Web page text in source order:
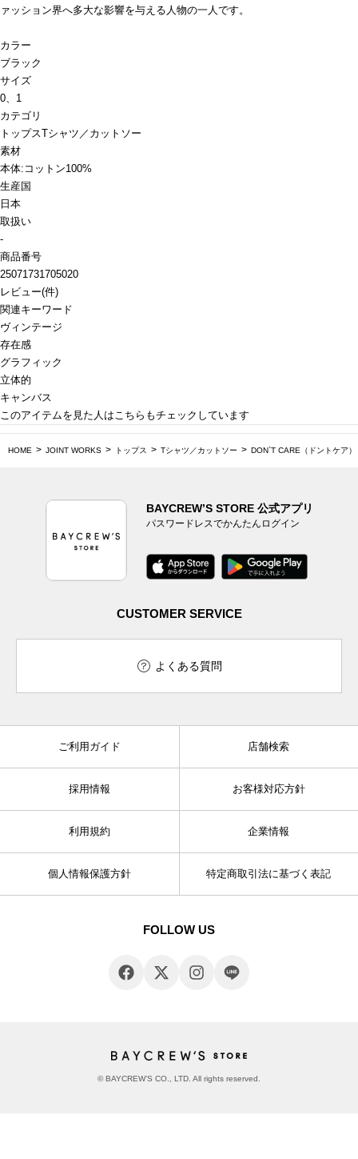
ァッション界へ多大な影響を与える人物の一人です。
カラー
ブラック
サイズ
0、1
カテゴリ
トップスTシャツ／カットソー
素材
本体:コットン100%
生産国
日本
取扱い
-
商品番号
25071731705020
レビュー(件)
関連キーワード
ヴィンテージ
存在感
グラフィック
立体的
キャンバス
このアイテムを見た人はこちらもチェックしています
HOME JOINT WORKS トップス Tシャツ／カットソー DON`T CARE（ドントケア
BAYCREW’S STORE 公式アプリ
パスワードレスでかんたんログイン
CUSTOMER SERVICE
よくある質問
ご利用ガイド 店舗検索
採用情報 お客様対応方針
利用規約 企業情報
個人情報保護方針 特定商取引法に基づく表記
FOLLOW US
© BAYCREW’S CO., LTD. All rights reserved.